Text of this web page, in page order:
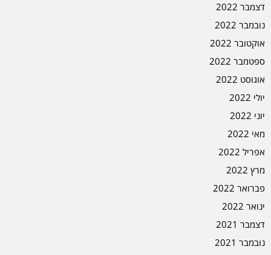
דצמבר 2022
נובמבר 2022
אוקטובר 2022
ספטמבר 2022
אוגוסט 2022
יולי 2022
יוני 2022
מאי 2022
אפריל 2022
מרץ 2022
פברואר 2022
ינואר 2022
דצמבר 2021
נובמבר 2021